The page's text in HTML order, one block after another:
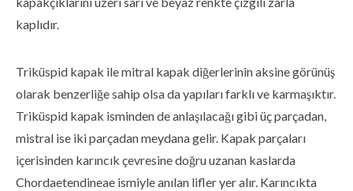
kaplıdır.
Triküspid kapak ile mitral kapak diğerlerinin aksine görünüş
olarak benzerliğe sahip olsa da yapıları farklı ve karmaşıktır.
Triküspid kapak isminden de anlaşılacağı gibi üç parçadan,
mistral ise iki parçadan meydana gelir. Kapak parçaları
içerisinden karıncık çevresine doğru uzanan kaslarda
Chordaetendineae ismiyle anılan lifler yer alır. Karıncıkta